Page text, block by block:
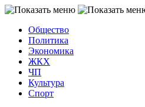
Общество
Политика
Экономика
ЖКХ
ЧП
Культура
Спорт